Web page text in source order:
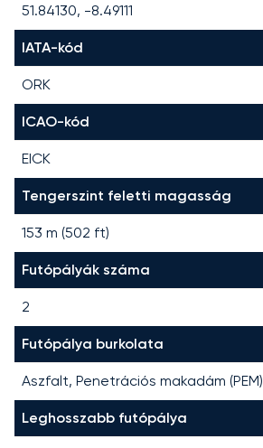
51.84130, -8.49111
IATA-kód
ORK
ICAO-kód
EICK
Tengerszint feletti magasság
153 m (502 ft)
Futópályák száma
2
Futópálya burkolata
Aszfalt, Penetrációs makadám (PEM)
Leghosszabb futópálya